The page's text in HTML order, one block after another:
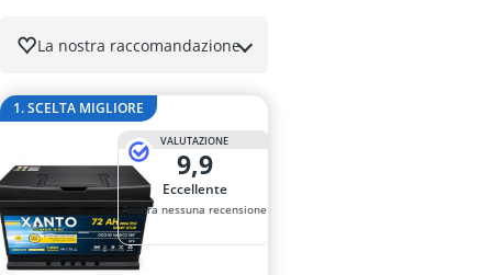
La nostra raccomandazione
1. SCELTA MIGLIORE
VALUTAZIONE
9,9
Eccellente
Ancora nessuna recensione